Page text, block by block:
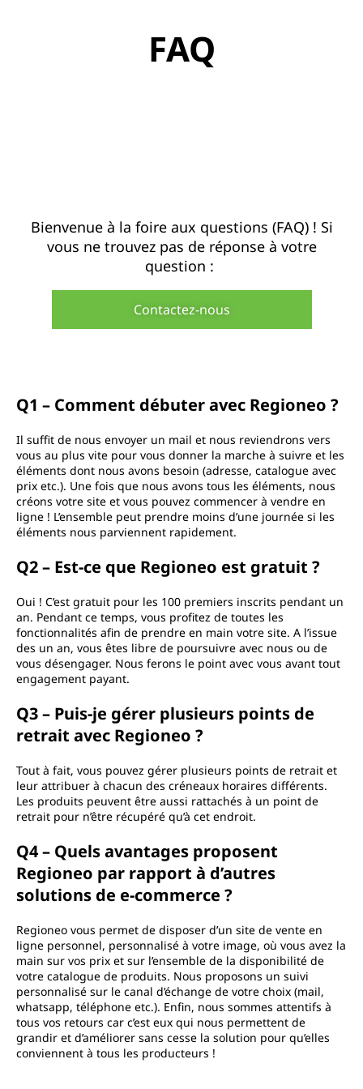
FAQ
Bienvenue à la foire aux questions (FAQ) ! Si
vous ne trouvez pas de réponse à votre
question :
Contactez-nous
Q1 – Comment débuter avec Regioneo ?
Il suffit de nous envoyer un mail et nous reviendrons vers
vous au plus vite pour vous donner la marche à suivre et les
éléments dont nous avons besoin (adresse, catalogue avec
prix etc.). Une fois que nous avons tous les éléments, nous
créons votre site et vous pouvez commencer à vendre en
ligne ! L’ensemble peut prendre moins d’une journée si les
éléments nous parviennent rapidement.
Q2 – Est-ce que Regioneo est gratuit ?
Oui ! C’est gratuit pour les 100 premiers inscrits pendant un
an. Pendant ce temps, vous profitez de toutes les
fonctionnalités afin de prendre en main votre site. A l’issue
des un an, vous êtes libre de poursuivre avec nous ou de
vous désengager. Nous ferons le point avec vous avant tout
engagement payant.
Q3 – Puis-je gérer plusieurs points de
retrait avec Regioneo ?
Tout à fait, vous pouvez gérer plusieurs points de retrait et
leur attribuer à chacun des créneaux horaires différents.
Les produits peuvent être aussi rattachés à un point de
retrait pour n’être récupéré qu’à cet endroit.
Q4 – Quels avantages proposent
Regioneo par rapport à d’autres
solutions de e-commerce ?
Regioneo vous permet de disposer d’un site de vente en
ligne personnel, personnalisé à votre image, où vous avez la
main sur vos prix et sur l’ensemble de la disponibilité de
votre catalogue de produits. Nous proposons un suivi
personnalisé sur le canal d’échange de votre choix (mail,
whatsapp, téléphone etc.). Enfin, nous sommes attentifs à
tous vos retours car c’est eux qui nous permettent de
grandir et d’améliorer sans cesse la solution pour qu’elles
conviennent à tous les producteurs !